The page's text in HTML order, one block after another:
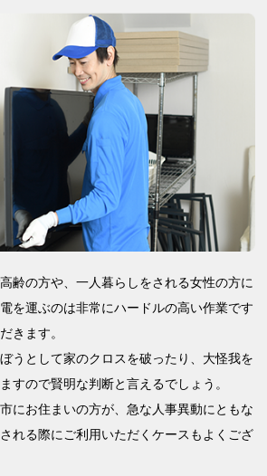
齢の方や、一人暮らしをされる女性の方に
を運ぶのは非常にハードルの高い作業です
きます。
うとして家のクロスを破ったり、大怪我を
すので賢明な判断と言えるでしょう。
にお住まいの方が、急な人事異動にともな
れる際にご利用いただくケースもよくござ